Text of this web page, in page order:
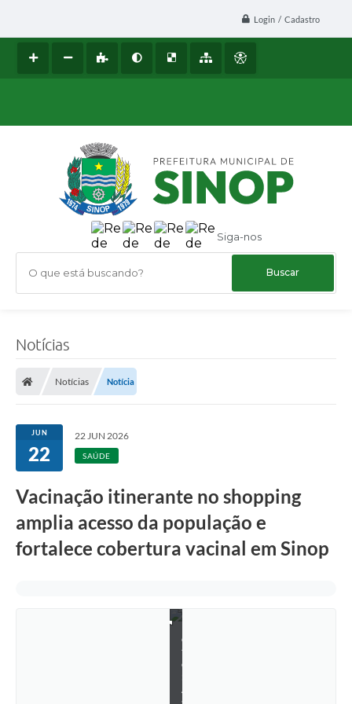
Login / Cadastro
Siga-nos
O que está buscando?
Notícias
Notícias Notícia
JUN
22
22 JUN 2026
SAÚDE
Vacinação itinerante no shopping
amplia acesso da população e
fortalece cobertura vacinal em Sinop
o
t
o
A
s